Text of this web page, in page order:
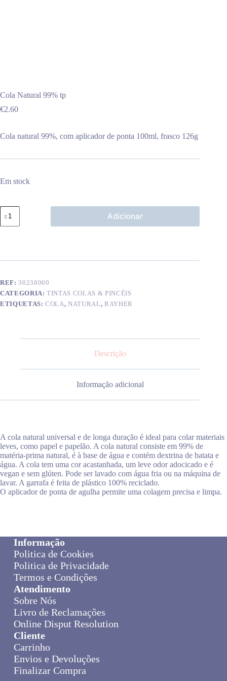
Cola Natural 99% tp
€2.60
Cola natural 99%, com aplicador de ponta 100ml, frasco 126g
Em stock
Quantidade
de
Cola
Adicionar
REF:30238000
CATEGORIA:TINTAS COLAS & PINCÉIS
ETIQUETAS:COLA,NATURAL, RAYHER
Descrição
Informação adicional
A cola natural universal e de longa duração é ideal para colar materiais
leves, como papel e papelão. A cola natural consiste em 99% de
matéria-prima natural, é à base de água e contém dextrina de batata e
água. A cola tem uma cor acastanhada, um leve odor adocicado e é
vegan e sem glúten. Pode ser lavado com água fria ou na máquina de
lavar. A garrafa é feita de plástico 100% reciclado.
O aplicador de ponta de agulha permite uma colagem precisa e limpa.
Informação
Politica de Cookies
Politica de Privacidade
Termos e Condições
Atendimento
Sobre Nós
Livro de Reclamações
Online Disput Resolution
Cliente
Carrinho
Envios e Devoluções
Finalizar Compra